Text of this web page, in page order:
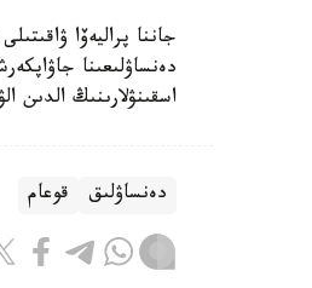
جاننا پراليەۆا
دەنساۋلىعىنا
اسقىنۋلارىنىڭ الدىن
دەنساۋلىق قوعام